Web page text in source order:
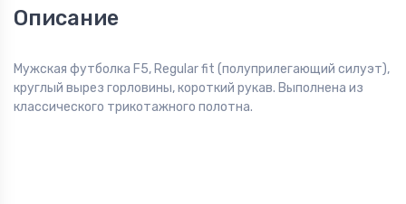
Описание
Мужская футболка F5, Regular fit (полуприлегающий силуэт),
круглый вырез горловины, короткий рукав. Выполнена из
классического трикотажного полотна.